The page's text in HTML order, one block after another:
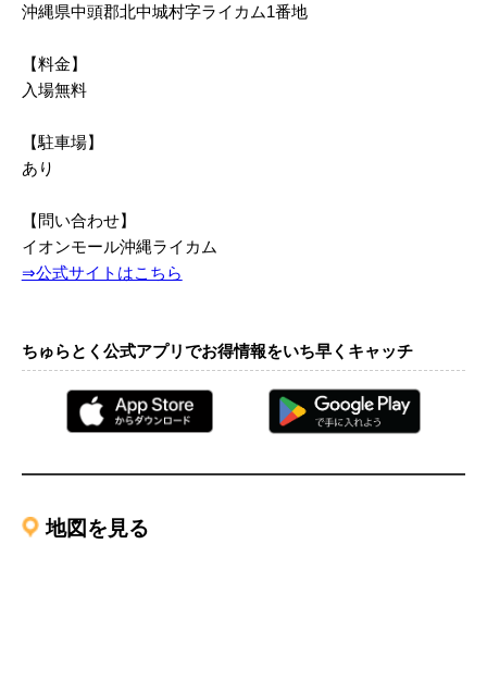
沖縄県中頭郡北中城村字ライカム1番地
【料金】
入場無料
【駐車場】
あり
【問い合わせ】
イオンモール沖縄ライカム
⇒公式サイトはこちら
ちゅらとく公式アプリでお得情報をいち早くキャッチ
地図を見る